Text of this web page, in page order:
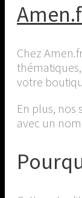
Chez
votre
En plus, nos
avec un